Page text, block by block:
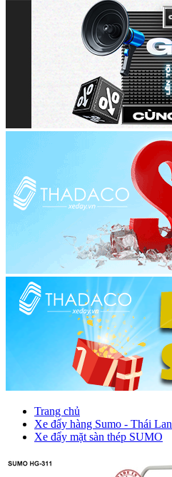
Trang chủ
Xe đẩy hàng Sumo - Thái Lan
Xe đẩy mặt sàn thép SUMO